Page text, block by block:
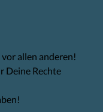
allen anderen!
Deine Rechte